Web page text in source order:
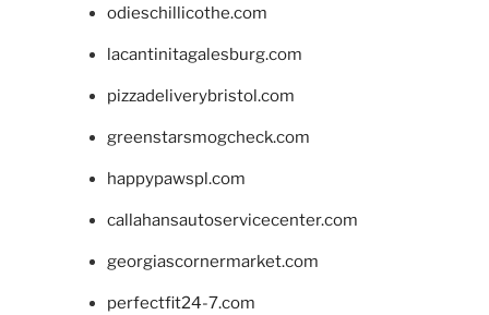
odieschillicothe.com
lacantinitagalesburg.com
pizzadeliverybristol.com
greenstarsmogcheck.com
happypawspl.com
callahansautoservicecenter.com
georgiascornermarket.com
perfectfit24-7.com